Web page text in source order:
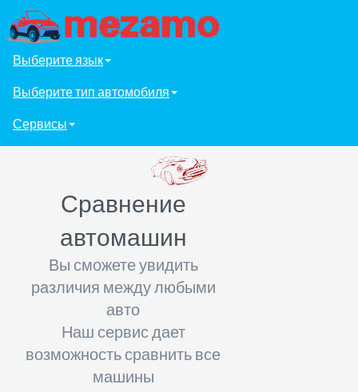
Выберите язык
Выберите тип автомобиля
Сервисы
Сравнение
автомашин
Вы сможете увидить
различия между любыми
авто
Наш сервис дает
возможность сравнить все
машины